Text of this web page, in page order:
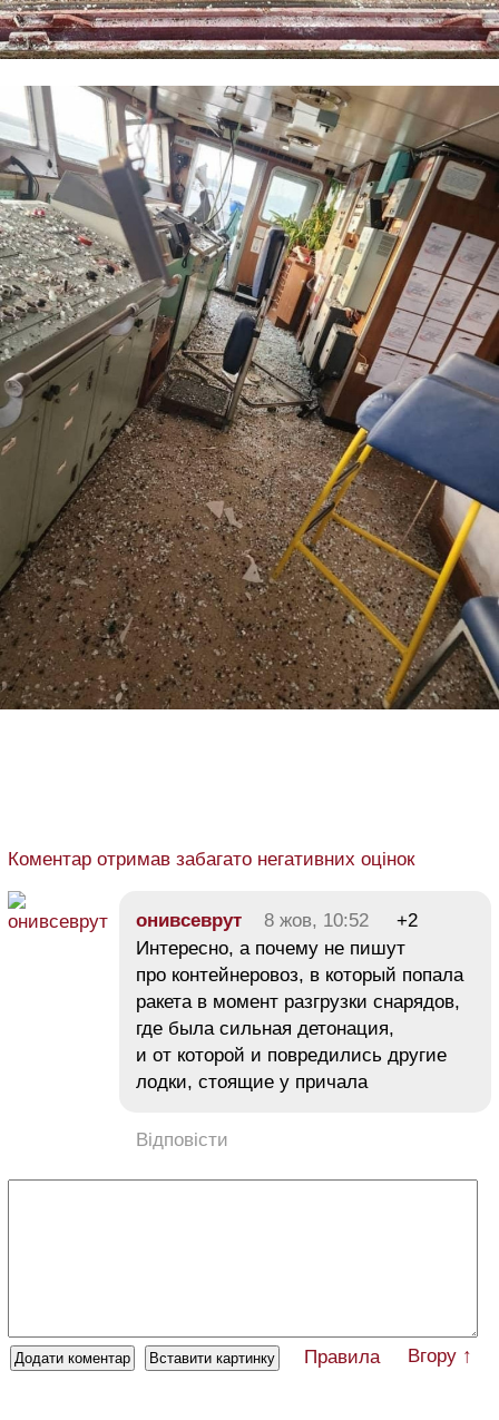
Коментар отримав забагато негативних оцінок
онивсеврут 8 жов, 10:52
+2
Интересно, а почему не пишут
про контейнеровоз, в который попала
ракета в момент разгрузки снарядов,
где была сильная детонация,
и от которой и повредились другие
лодки, стоящие у причала
Відповісти
Правила Вгору ↑